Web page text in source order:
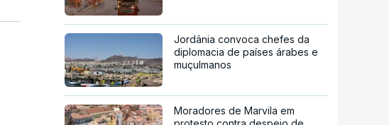
Jordânia convoca chefes da
diplomacia de países árabes e
muçulmanos
Moradores de Marvila em